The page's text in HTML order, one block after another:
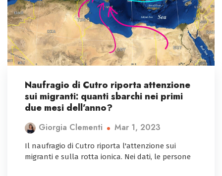
Naufragio di Cutro riporta attenzione
sui migranti: quanti sbarchi nei primi
due mesi dell’anno?
Giorgia Clementi Mar 1, 2023
Il naufragio di Cutro riporta l'attenzione sui
migranti e sulla rotta ionica. Nei dati, le persone